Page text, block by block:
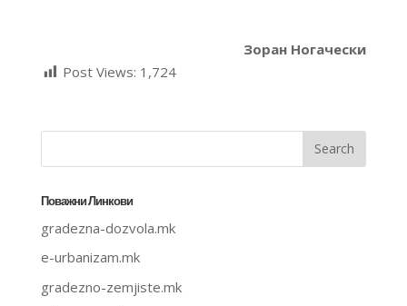
Зоран Ногачески
Post Views: 1,724
Поважни Линкови
gradezna-dozvola.mk
e-urbanizam.mk
gradezno-zemjiste.mk